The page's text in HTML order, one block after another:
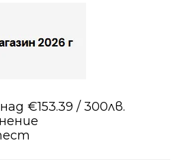
€153.39 / 300лв.